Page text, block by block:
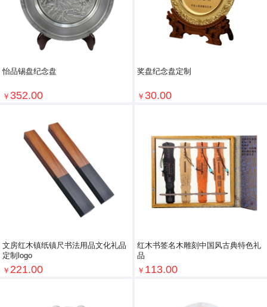
怡品锡盘纪念盘
￥ 352.00
奖盘纪念盘定制
￥ 30.00
文房红木镇纸镇尺书法用品文化礼品
定制logo
￥ 221.00
红木书签名木雕刻中国风古典特色礼
品
￥ 113.00